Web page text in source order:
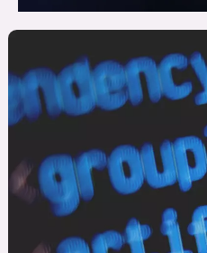
utdanning
devops
IoT